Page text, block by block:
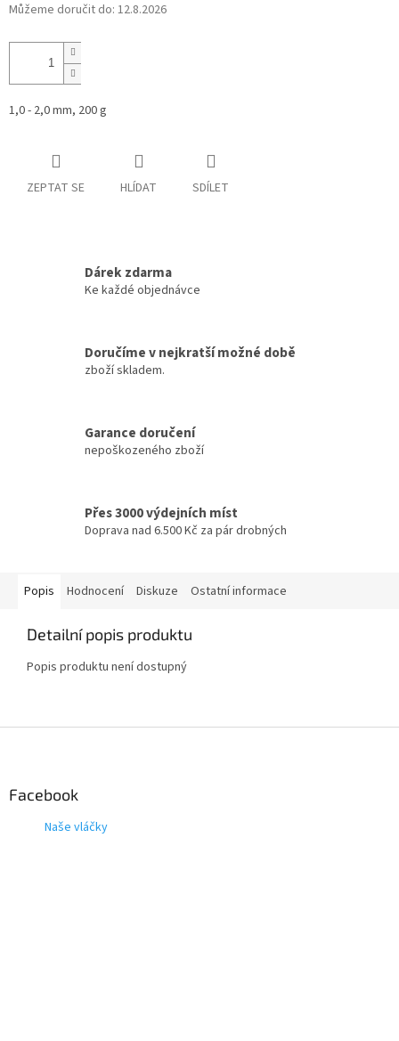
Můžeme doručit do: 12.8.2026
1,0 - 2,0 mm, 200 g
ZEPTAT SE HLÍDAT SDÍLET
Dárek zdarma
Ke každé objednávce
Doručíme v nejkratší možné době
zboží skladem.
Garance doručení
nepoškozeného zboží
Přes 3000 výdejních míst
Doprava nad 6.500 Kč za pár drobných
Popis Hodnocení Diskuze Ostatní informace
Detailní popis produktu
Popis produktu není dostupný
Facebook
Naše vláčky